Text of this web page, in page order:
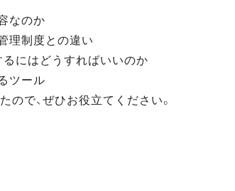
なのか
理制度との違い
るにはどうすればいいのか
ツール
ので、ぜひお役立てください。